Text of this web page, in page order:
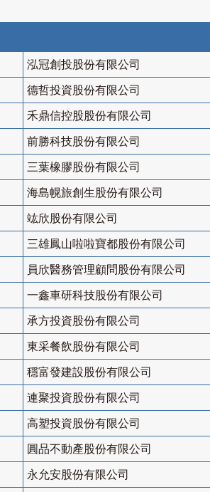
泓冠創投股份有限公司
德哲投資股份有限公司
禾鼎信控股股份有限公司
前勝科技股份有限公司
三葉橡膠股份有限公司
海島幌旅創生股份有限公司
竑欣股份有限公司
三雄鳳山啦啦寶都股份有限公司
員欣醫務管理顧問股份有限公司
一鑫車研科技股份有限公司
承方投資股份有限公司
東采餐飲股份有限公司
穩富發建設股份有限公司
連聚投資股份有限公司
高塑投資股份有限公司
圓品不動產股份有限公司
永允安股份有限公司